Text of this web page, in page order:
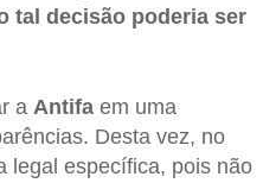
tal decisão poderia ser
a Antifaem uma
Desta vez, no
legal específica, pois não